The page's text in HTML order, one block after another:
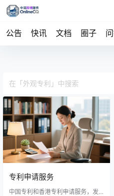
公告 快讯 文档 圈子
专利申请服务
中国专利和香港专利申请服务，发